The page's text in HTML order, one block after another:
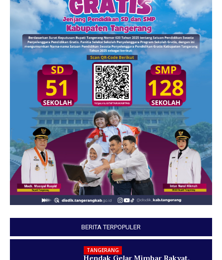
BERITA TERPOPULER
TANGERANG